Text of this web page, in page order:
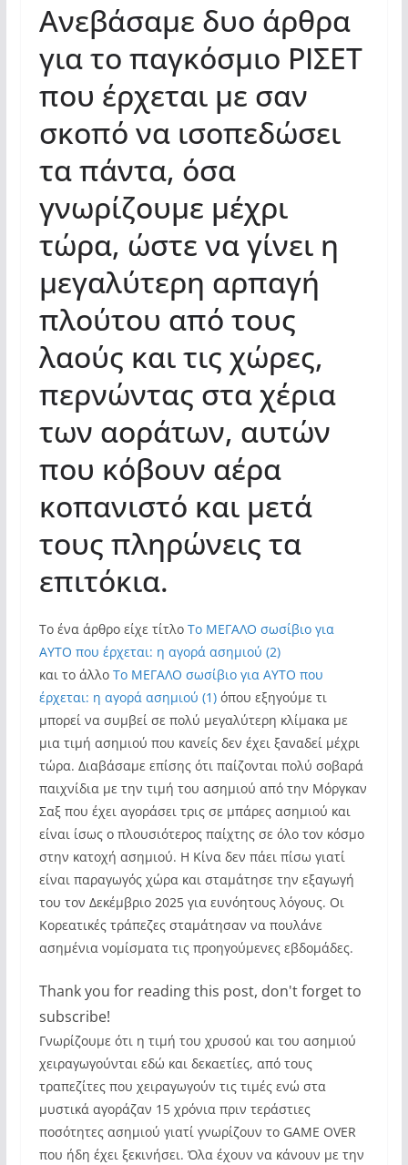
Ανεβάσαμε δυο άρθρα
για το παγκόσμιο ΡΙΣΕΤ
που έρχεται με σαν
σκοπό να ισοπεδώσει
τα πάντα, όσα
γνωρίζουμε μέχρι
τώρα, ώστε να γίνει η
μεγαλύτερη αρπαγή
πλούτου από τους
λαούς και τις χώρες,
περνώντας στα χέρια
των αοράτων, αυτών
που κόβουν αέρα
κοπανιστό και μετά
τους πληρώνεις τα
επιτόκια.
Το ένα άρθρο είχε τίτλο Το ΜΕΓΑΛΟ σωσίβιο για
AYTO που έρχεται: η αγορά ασημιού (2)
και το άλλο Το ΜΕΓΑΛΟ σωσίβιο για AYTO που
έρχεται: η αγορά ασημιού (1)όπου εξηγούμε τι
μπορεί να συμβεί σε πολύ μεγαλύτερη κλίμακα με
μια τιμή ασημιού που κανείς δεν έχει ξαναδεί μέχρι
τώρα. Διαβάσαμε επίσης ότι παίζονται πολύ σοβαρά
παιχνίδια με την τιμή του ασημιού από την Μόργκαν
Σαξ που έχει αγοράσει τρις σε μπάρες ασημιού και
είναι ίσως ο πλουσιότερος παίχτης σε όλο τον κόσμο
στην κατοχή ασημιού. Η Κίνα δεν πάει πίσω γιατί
είναι παραγωγός χώρα και σταμάτησε την εξαγωγή
του τον Δεκέμβριο 2025 για ευνόητους λόγους. Οι
Κορεατικές τράπεζες σταμάτησαν να πουλάνε
ασημένια νομίσματα τις προηγούμενες εβδομάδες.
Thank you for reading this post, don't forget to
subscribe!
Γνωρίζουμε ότι η τιμή του χρυσού και του ασημιού
χειραγωγούνται εδώ και δεκαετίες, από τους
τραπεζίτες που χειραγωγούν τις τιμές ενώ στα
μυστικά αγοράζαν 15 χρόνια πριν τεράστιες
ποσότητες ασημιού γιατί γνωρίζουν το GAME OVER
που ήδη έχει ξεκινήσει. Όλα έχουν να κάνουν με την